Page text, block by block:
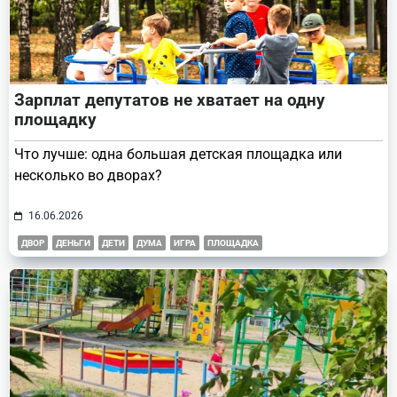
Зарплат депутатов не хватает на одну
площадку
Что лучше: одна большая детская площадка или
несколько во дворах?
16.06.2026
ДВОР ДЕНЬГИ ДЕТИ ДУМА ИГРА ПЛОЩАДКА